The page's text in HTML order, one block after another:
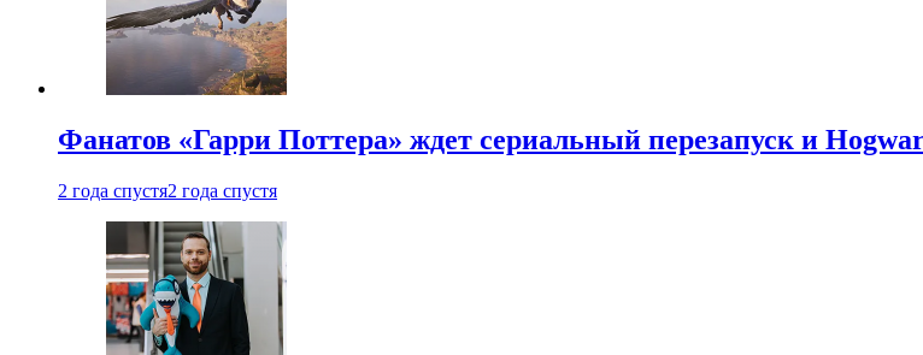
Фанатов «Гарри Поттера» ждет сериальный перезапуск и
2 года спустя2 года спустя